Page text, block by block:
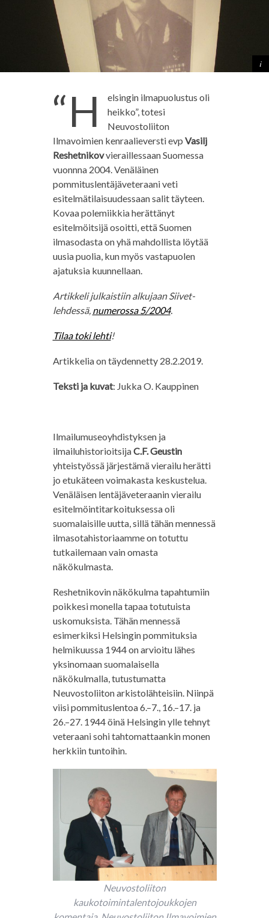
“H
elsingin ilmapuolustus oli
heikko”, totesi
Neuvostoliiton
Ilmavoimien kenraalieversti evp Vasilj
Reshetnikovvieraillessaan Suomessa
vuonnna 2004. Venäläinen
pommituslentäjäveteraani veti
esitelmätilaisuudessaan salit täyteen.
Kovaa polemiikkia herättänyt
esitelmöitsijä osoitti, että Suomen
ilmasodasta on yhä mahdollista löytää
uusia puolia, kun myös vastapuolen
ajatuksia kuunnellaan.
Artikkeli julkaistiin alkujaan Siivet-
lehdessä, numerossa 5/2004.
Tilaa toki lehti!
Artikkelia on täydennetty 28.2.2019.
Teksti ja kuvat: Jukka O. Kauppinen
Ilmailumuseoyhdistyksen ja
ilmailuhistorioitsijaC.F. Geustin
yhteistyössä järjestämä vierailu herätti
jo etukäteen voimakasta keskustelua.
Venäläisen lentäjäveteraanin vierailu
esitelmöintitarkoituksessa oli
suomalaisille uutta, sillä tähän mennessä
ilmasotahistoriaamme on totuttu
tutkailemaan vain omasta
näkökulmasta.
Reshetnikovin näkökulma tapahtumiin
poikkesi monella tapaa totutuista
uskomuksista. Tähän mennessä
esimerkiksi Helsingin pommituksia
helmikuussa 1944 on arvioitu lähes
yksinomaan suomalaisella
näkökulmalla, tutustumatta
Neuvostoliiton arkistolähteisiin. Niinpä
viisi pommituslentoa 6.–7., 16.–17. ja
26.–27. 1944 öinä Helsingin ylle tehnyt
veteraani sohi tahtomattaankin monen
herkkiin tuntoihin.
Neuvostoliiton
kaukotoimintalentojoukkojen